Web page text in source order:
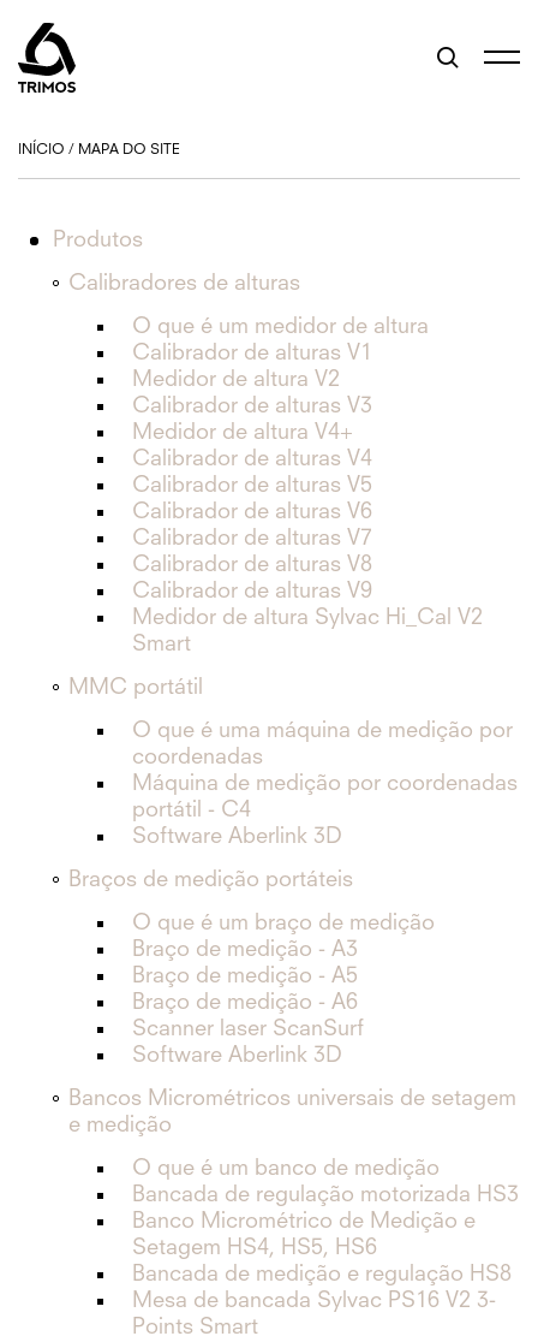
INÍCIO / MAPA DO SITE
Produtos
Calibradores de alturas
O que é um medidor de altura
Calibrador de alturas V1
Medidor de altura V2
Calibrador de alturas V3
Medidor de altura V4+
Calibrador de alturas V4
Calibrador de alturas V5
Calibrador de alturas V6
Calibrador de alturas V7
Calibrador de alturas V8
Calibrador de alturas V9
Medidor de altura Sylvac Hi_Cal V2
Smart
MMC portátil
O que é uma máquina de medição por
coordenadas
Máquina de medição por coordenadas
portátil - C4
Software Aberlink 3D
Braços de medição portáteis
O que é um braço de medição
Braço de medição - A3
Braço de medição - A5
Braço de medição - A6
Scanner laser ScanSurf
Software Aberlink 3D
Bancos Micrométricos universais de setagem
e medição
O que é um banco de medição
Bancada de regulação motorizada HS3
Banco Micrométrico de Medição e
Setagem HS4, HS5, HS6
Bancada de medição e regulação HS8
Mesa de bancada Sylvac PS16 V2 3-
Points Smart